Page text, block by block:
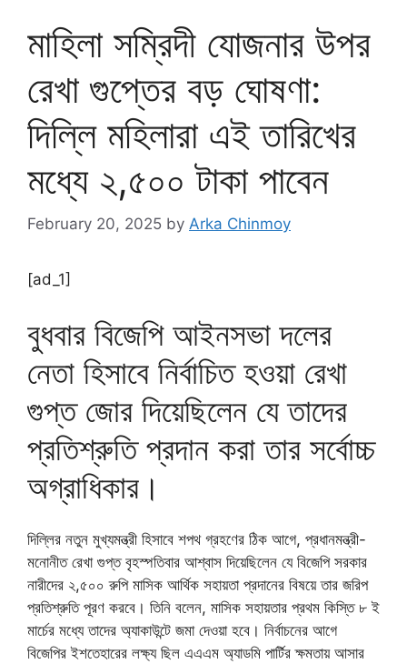
মাহিলা সম্রিদী যোজনার উপর
রেখা গুপ্তের বড় ঘোষণা:
দিল্লি মহিলারা এই তারিখের
মধ্যে ২,৫০০ টাকা পাবেন
February 20, 2025 by Arka Chinmoy
[ad_1]
বুধবার বিজেপি আইনসভা দলের
নেতা হিসাবে নির্বাচিত হওয়া রেখা
গুপ্ত জোর দিয়েছিলেন যে তাদের
প্রতিশ্রুতি প্রদান করা তার সর্বোচ্চ
অগ্রাধিকার।
দিল্লির নতুন মুখ্যমন্ত্রী হিসাবে শপথ গ্রহণের ঠিক আগে, প্রধানমন্ত্রী-
মনোনীত রেখা গুপ্ত বৃহস্পতিবার আশ্বাস দিয়েছিলেন যে বিজেপি সরকার
নারীদের ২,৫০০ রুপি মাসিক আর্থিক সহায়তা প্রদানের বিষয়ে তার জরিপ
প্রতিশ্রুতি পূরণ করবে। তিনি বলেন, মাসিক সহায়তার প্রথম কিস্তি ৮ ই
মার্চের মধ্যে তাদের অ্যাকাউন্টে জমা দেওয়া হবে। নির্বাচনের আগে
বিজেপির ইশতেহারের লক্ষ্য ছিল এএএম অ্যাডমি পার্টির ক্ষমতায় আসার